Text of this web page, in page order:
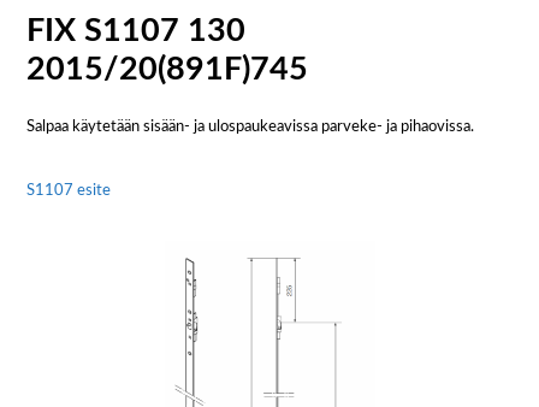
FIX S1107 130
2015/20(891F)745
Salpaa käytetään sisään- ja ulospaukeavissa parveke- ja pihaovissa.
S1107 esite